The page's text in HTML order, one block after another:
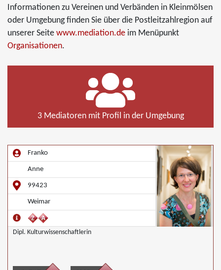
Informationen zu Vereinen und Verbänden in Kleinmölsen
oder Umgebung finden Sie über die Postleitzahlregion auf
unserer Seite www.mediation.de im Menüpunkt
Organisationen.
3 Mediatoren mit Profil in der Umgebung
Franko
Anne
99423
Weimar
Dipl. Kulturwissenschaftlerin